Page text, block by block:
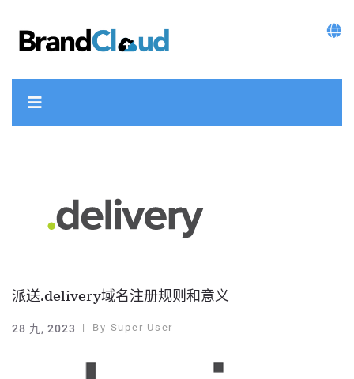
派送.delivery域名注册规则和意义
28 九, 2023 By Super User